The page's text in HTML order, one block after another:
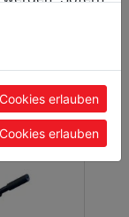
erlauben
erlauben